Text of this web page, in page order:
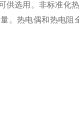
选用。非标准化
。热电偶和热电阻